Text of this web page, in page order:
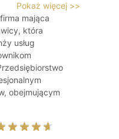
Pokaż więcej >>
mająca
która
usług
obejmującym